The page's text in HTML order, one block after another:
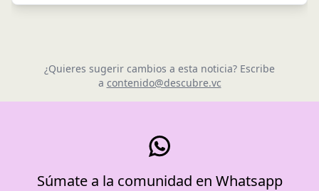
¿Quieres sugerir cambios a esta noticia? Escribe
a contenido@descubre.vc
Súmate a la comunidad en Whatsapp